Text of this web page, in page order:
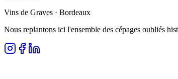
Vins de Graves · Bordeaux
Nous replantons ici l'ensemble des cépages oubliés